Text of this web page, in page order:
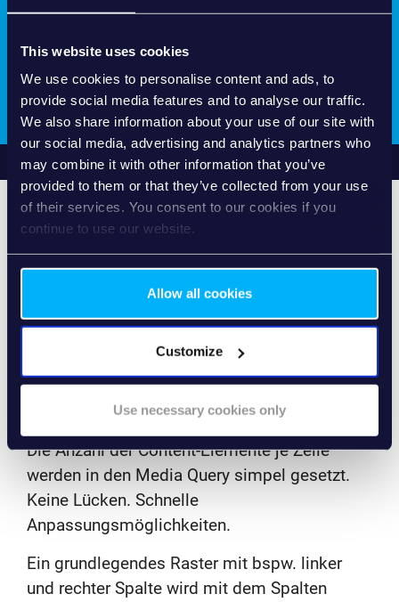
This website uses cookies
We use cookies to personalise content and ads, to
provide social media features and to analyse our traffic.
We also share information about your use of our site with
our social media, advertising and analytics partners who
may combine it with other information that you’ve
provided to them or that they’ve collected from your use
of their services. You consent to our cookies if you
continue to use our website.
Allow all cookies
Customize
Use necessary cookies only
Ideales responsive Floating für gleichbreite
Spalten.
Startseite Raster
RESPONSIVE
FLOATING:
SIMPEL UND
SCHNELL
Die Anzahl der Content-Elemente je Zeile
werden in den Media Query simpel gesetzt.
Keine Lücken. Schnelle
Anpassungsmöglichkeiten.
Ein grundlegendes Raster mit bspw. linker
und rechter Spalte wird mit dem Spalten